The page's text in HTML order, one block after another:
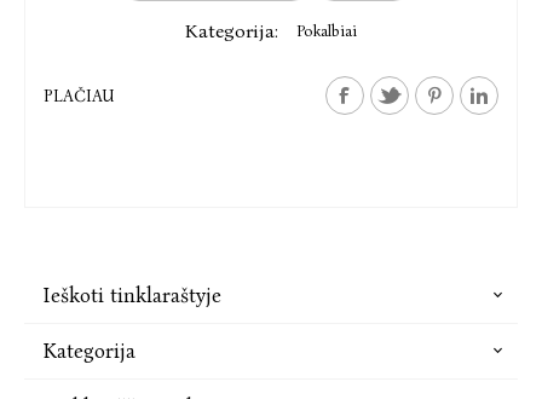
Kategorija: Pokalbiai
PLAČIAU
Ieškoti tinklaraštyje
Kategorija